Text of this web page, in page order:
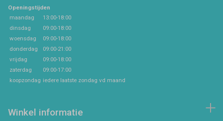
Openingstijden
maandag
13:00-18:00
dinsdag
09:00-18:00
woensdag
09:00-18:00
donderdag
09:00-21:00
vrijdag
09:00-18:00
zaterdag
09:00-17:00
koopzondag iedere laatste zondag vd maand
Winkel informatie